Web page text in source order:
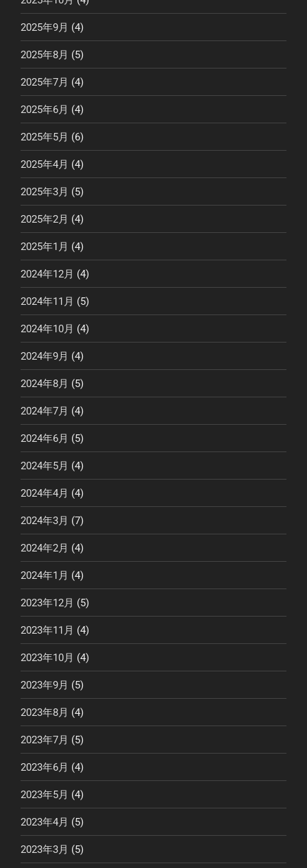
2025年9月 (4)
2025年8月 (5)
2025年7月 (4)
2025年6月 (4)
2025年5月 (6)
2025年4月 (4)
2025年3月 (5)
2025年2月 (4)
2025年1月 (4)
2024年12月 (4)
2024年11月 (5)
2024年10月 (4)
2024年9月 (4)
2024年8月 (5)
2024年7月 (4)
2024年6月 (5)
2024年5月 (4)
2024年4月 (4)
2024年3月 (7)
2024年2月 (4)
2024年1月 (4)
2023年12月 (5)
2023年11月 (4)
2023年10月 (4)
2023年9月 (5)
2023年8月 (4)
2023年7月 (5)
2023年6月 (4)
2023年5月 (4)
2023年4月 (5)
2023年3月 (5)